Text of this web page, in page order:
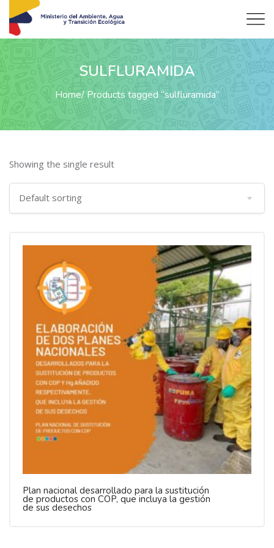
SULFLURAMIDA
Home Products tagged “sulfluramida”
Showing the single result
Plan nacional desarrollado para la sustitución
de productos con COP, que incluya la gestión
de sus desechos